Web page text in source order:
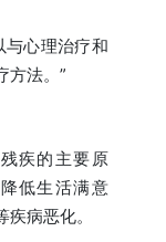
与心理治疗和
方法。”
疾的主要原
低生活满意
疾病恶化。